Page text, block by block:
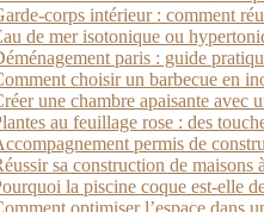
corps intérieur : comment
de mer isotonique ou
paris : guide
choisir un barbecue en
une chambre apaisante avec
au feuillage rose : des
permis de
sa construction de
la piscine coque est-elle
optimiser l’espace dans